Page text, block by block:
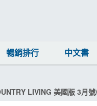
暢銷排行 中文書
LIVING 美國版 3月